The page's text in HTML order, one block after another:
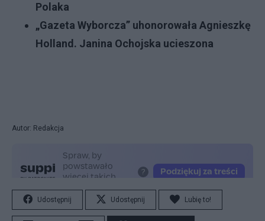
Polaka
„Gazeta Wyborcza” uhonorowała Agnieszkę
Holland. Janina Ochojska ucieszona
Autor: Redakcja
Udostępnij Udostępnij Lubię to!